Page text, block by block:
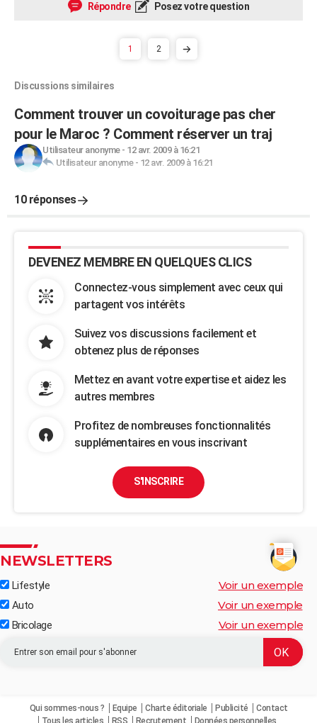
Répondre Posez votre question
1 2
Discussions similaires
Comment trouver un covoiturage pas cher
pour le Maroc ? Comment réserver un traj
Utilisateur anonyme- 12 avr. 2009 à 16:21
Utilisateur anonyme- 12 avr. 2009 à 16:21
10 réponses
DEVENEZ MEMBRE EN QUELQUES CLICS
Connectez-vous simplement avec ceux qui
partagent vos intérêts
Suivez vos discussions facilement et
obtenez plus de réponses
Mettez en avant votre expertise et aidez les
autres membres
Profitez de nombreuses fonctionnalités
supplémentaires en vous inscrivant
S'INSCRIRE
NEWSLETTERS
Lifestyle Voir un exemple
Auto Voir un exemple
Bricolage Voir un exemple
Qui sommes-nous ? Equipe Charte éditoriale Publicité
Contact
Tous les articles
RSS Recrutement Données personnelles